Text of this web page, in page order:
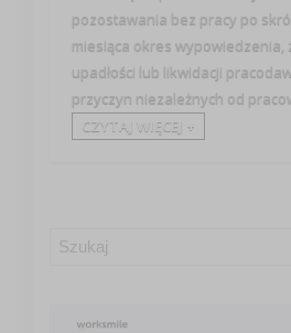
pozostawania bez pracy po
miesiąca okres wypowiedzenia,
upadłości lub likwidacji
przyczyn niezależnych od
CZYTAJ WIĘCEJ +